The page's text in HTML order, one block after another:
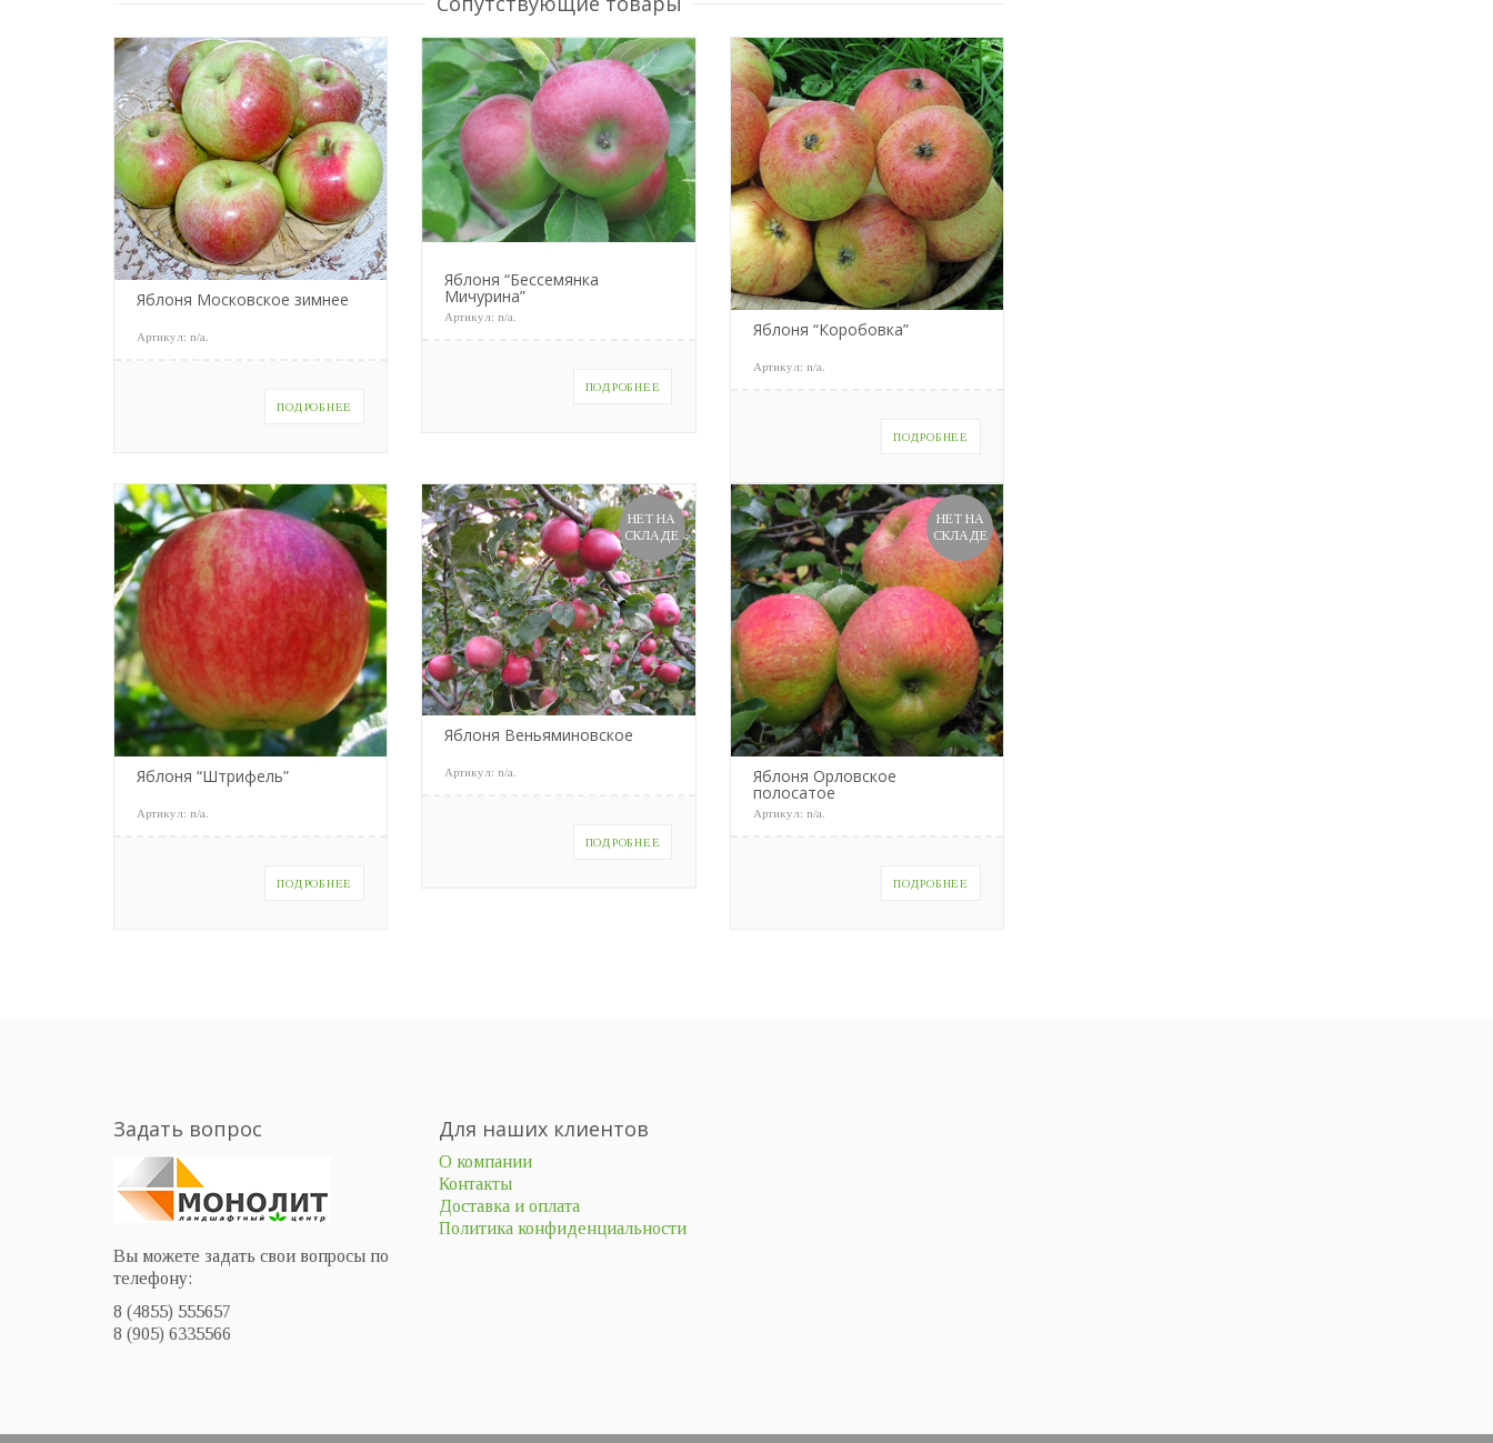
Яблоня Московское зимнее
Артикул: n/a
ПОДРОБНЕЕ
Яблоня “Бессемянка
Мичурина”
Артикул:n/a
ПОДРОБНЕЕ
Яблоня “Коробовка”
Артикул: n/a
ПОДРОБНЕЕ
Яблоня “Штрифель”
Артикул: n/a
ПОДРОБНЕЕ
НЕТ НА
СКЛАДЕ
Яблоня Веньяминовское
Артикул:n/a
ПОДРОБНЕЕ
НЕТ НА
СКЛАДЕ
Яблоня Орловское
полосатое
Артикул: n/a
ПОДРОБНЕЕ
Задать вопрос
Вы можете задать свои вопросы по
телефону:
8 (4855) 555657
8 (905) 6335566
Для наших клиентов
О компании
Контакты
Доставка и оплата
Политика конфиденциальности